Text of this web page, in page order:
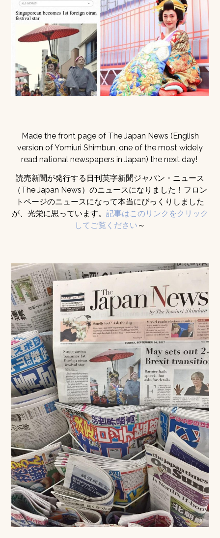
Made the front page of The Japan News (English
version of Yomiuri Shimbun, one of the most widely
read national newspapers in Japan) the next day!
読売新聞が発行する日刊英字新聞ジャパン・ニュース
（The Japan News）のニュースになりました！フロン
トページのニュースになって本当にびっくりしました
が、光栄に思っています。 記事はこのリンクをクリック
してご覧ください ～